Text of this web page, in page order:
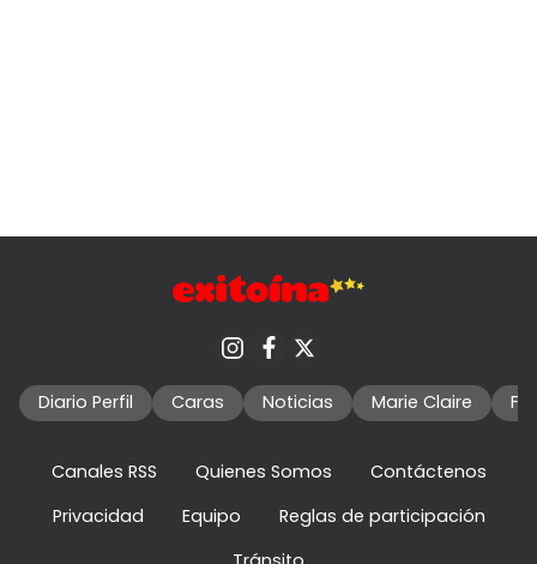
Diario Perfil Caras Noticias Marie Claire
Canales RSS Quienes Somos
Contáctenos
Privacidad
Equipo
Reglas de participación